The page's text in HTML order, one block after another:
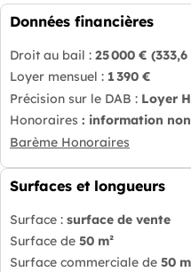
Données financières
Droit au bail : 25 000 €
Loyer mensuel : 1 390 €
Précision sur le DAB : Loyer
Honoraires : information
Barème Honoraires
Surfaces et longueurs
Surface : surface de vente
Surface de 50 m²
Surface commerciale de 50